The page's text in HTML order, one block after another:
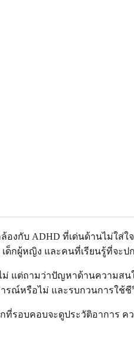
งกับ ADHD ที่เด่นด้านไม่ใส่ใ
เด็กผู้หญิง และคนที่เรียนรู้ที่จะ
แต่ถามว่าปัญหาด้านความส
รณ์หรือไม่ และรบกวนการใช้ชี
ที่รอบคอบจะดูประวัติอาการ